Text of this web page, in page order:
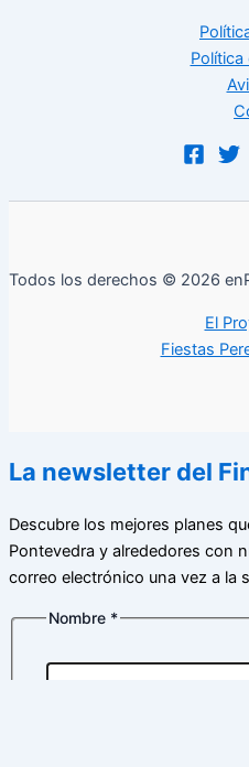
Política
Todos los derechos © 2026
El
Fiestas
La newsletter del
Descubre los mejores planes
Pontevedra y alrededores con
correo electrónico una vez a la
Nombre *